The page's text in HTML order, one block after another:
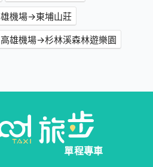
機場→東埔山莊
高雄機場→杉林溪森林遊樂園
單程專車